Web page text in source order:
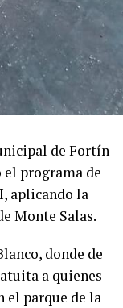
de Fortín
el programa de
aplicando la
Monte Salas.
donde de
a quienes
el parque de la